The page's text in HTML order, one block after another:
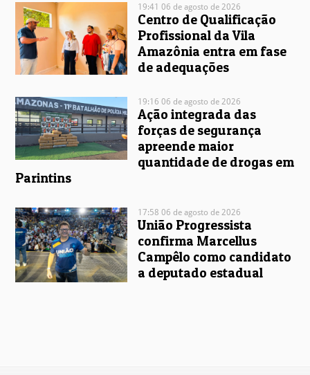
19:41 06 de agosto de 2026
Centro de Qualificação
Profissional da Vila
Amazônia entra em fase
de adequações
19:16 06 de agosto de 2026
Ação integrada das
forças de segurança
apreende maior
quantidade de drogas em
Parintins
17:58 06 de agosto de 2026
União Progressista
confirma Marcellus
Campêlo como candidato
a deputado estadual